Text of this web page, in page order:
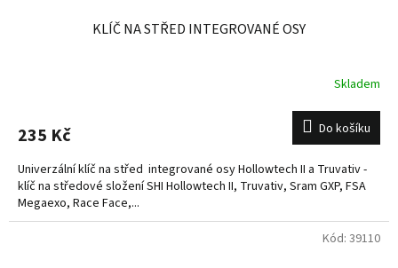
KLÍČ NA STŘED INTEGROVANÉ OSY
Skladem
235 Kč Do košíku
Univerzální klíč na střed integrované osy Hollowtech II a Truvativ -
klíč na středové složení SHI Hollowtech II, Truvativ, Sram GXP, FSA
Megaexo, Race Face,...
Kód: 39110